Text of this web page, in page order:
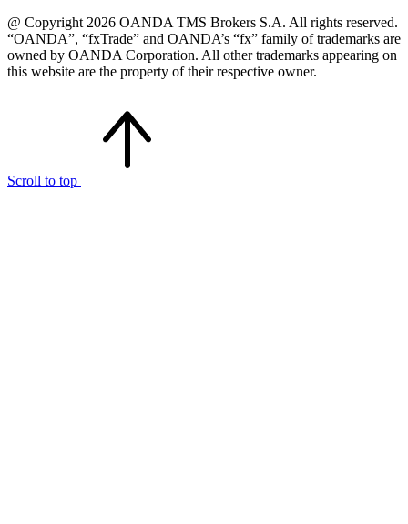
@ Copyright 2026 OANDA TMS Brokers S.A. All rights reserved.
“OANDA”, “fxTrade” and OANDA’s “fx” family of trademarks are
owned by OANDA Corporation. All other trademarks appearing on
this website are the property of their respective owner.
Scroll to top